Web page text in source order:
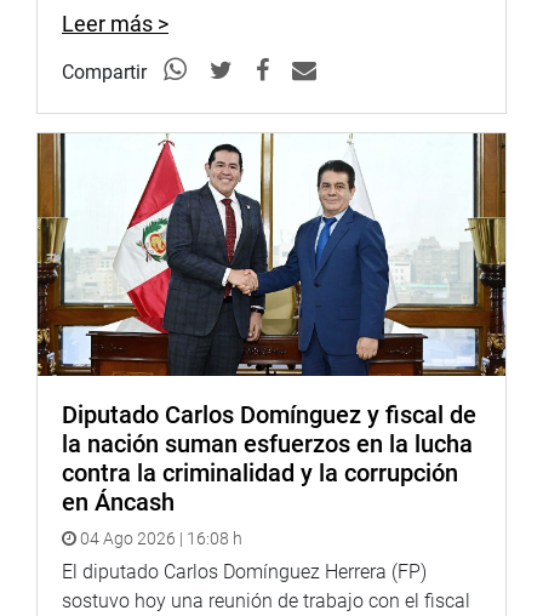
Leer más >
Compartir
Diputado Carlos Domínguez y fiscal de
la nación suman esfuerzos en la lucha
contra la criminalidad y la corrupción
en Áncash
04 Ago 2026 | 16:08 h
El diputado Carlos Domínguez Herrera (FP)
sostuvo hoy una reunión de trabajo con el fiscal